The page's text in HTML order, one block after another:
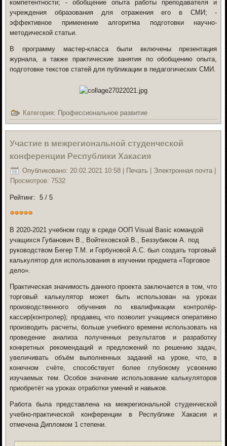
компетентности; - обобщение опыта работы преподавателя и
учреждения образования для отражения его в СМИ; -
эффективное применение алгоритма подготовки научно-
методической статьи.
В программу мастер-класса были включены презентация
журнала, а также практические занятия по обобщению опыта,
подготовке текстов статей для публикации в педагогических СМИ.
Категория: Профессиональное развитие
Участие в межрегиональной студенческой
конференции Республики Хакасия
Опубликовано: 20.02.2021 10:58 | Печать | Электронная почта |
Просмотров: 7532
Рейтинг:5 /5
В 2020-2021 учебном году всреде ООП Visual Basic командой
учащихся Губанович В., Войтеховской В., Беззубиком А. под
руководством Бегер Т.М. и Горбуновой А.С. был создать торговый
калькулятор для использования в изучении предмета «Торговое
дело».
Практическая значимость данного проекта заключается в том, что
торговый калькулятор может быть использован на уроках
производственного обучения по квалификации контролёр-
кассир(контролер); продавец, что позволит учащимся оперативно
производить расчеты, больше учебного времени использовать на
проведение анализа полученных результатов и разработку
конкретных рекомендаций и предложений по решению задач,
увеличивать объём выполненных заданий на уроке, что, в
конечном счёте, способствует более глубокому усвоению
изучаемых тем. Особое значение использование калькуляторов
приобретёт на уроках отработки умений и навыков.
Работа была представлена на межрегиональной студенческой
учебно-практической конференции в Республике Хакасия и
отмечена Дипломом 1 степени.